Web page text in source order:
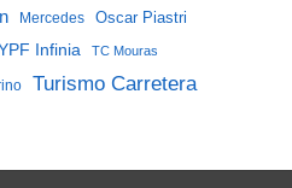
Mercedes Oscar Piastri
Infinia TC Mouras
Turismo Carretera